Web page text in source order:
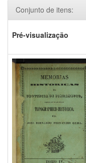
Conjunto de itens:
Pré-visualização